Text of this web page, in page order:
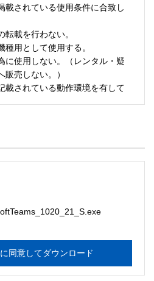
載されている使用条件に合致し
転載を行わない。
種用として使用する。
に使用しない。（レンタル・疑
販売しない。）
載されている動作環境を有して
たはリバースエンジニアリング
ポートは行いません。搭載ソ
合わせは、最寄りのインフォ
後に必ずドキュメントファイ
同意してダウンロード